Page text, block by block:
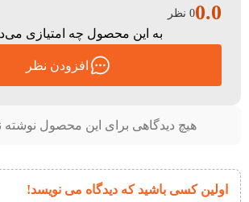
هیچ دیدگاهی برای این محصول
اولین کسی باشید که دیدگاه می نویسد!
0.00 نظر
به این محصول چه امتیازی
افزودن نظر